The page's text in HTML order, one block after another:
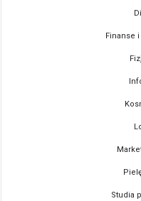
Finanse
Studia